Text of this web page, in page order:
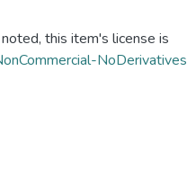
this item's license is
NoDerivatives